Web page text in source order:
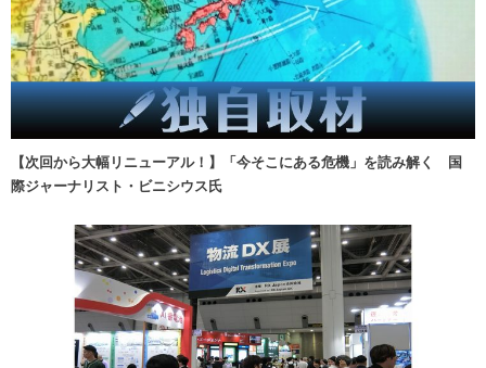
【次回から大幅リニューアル！】「今そこにある危機」を読み解く 国
際ジャーナリスト・ビニシウス氏